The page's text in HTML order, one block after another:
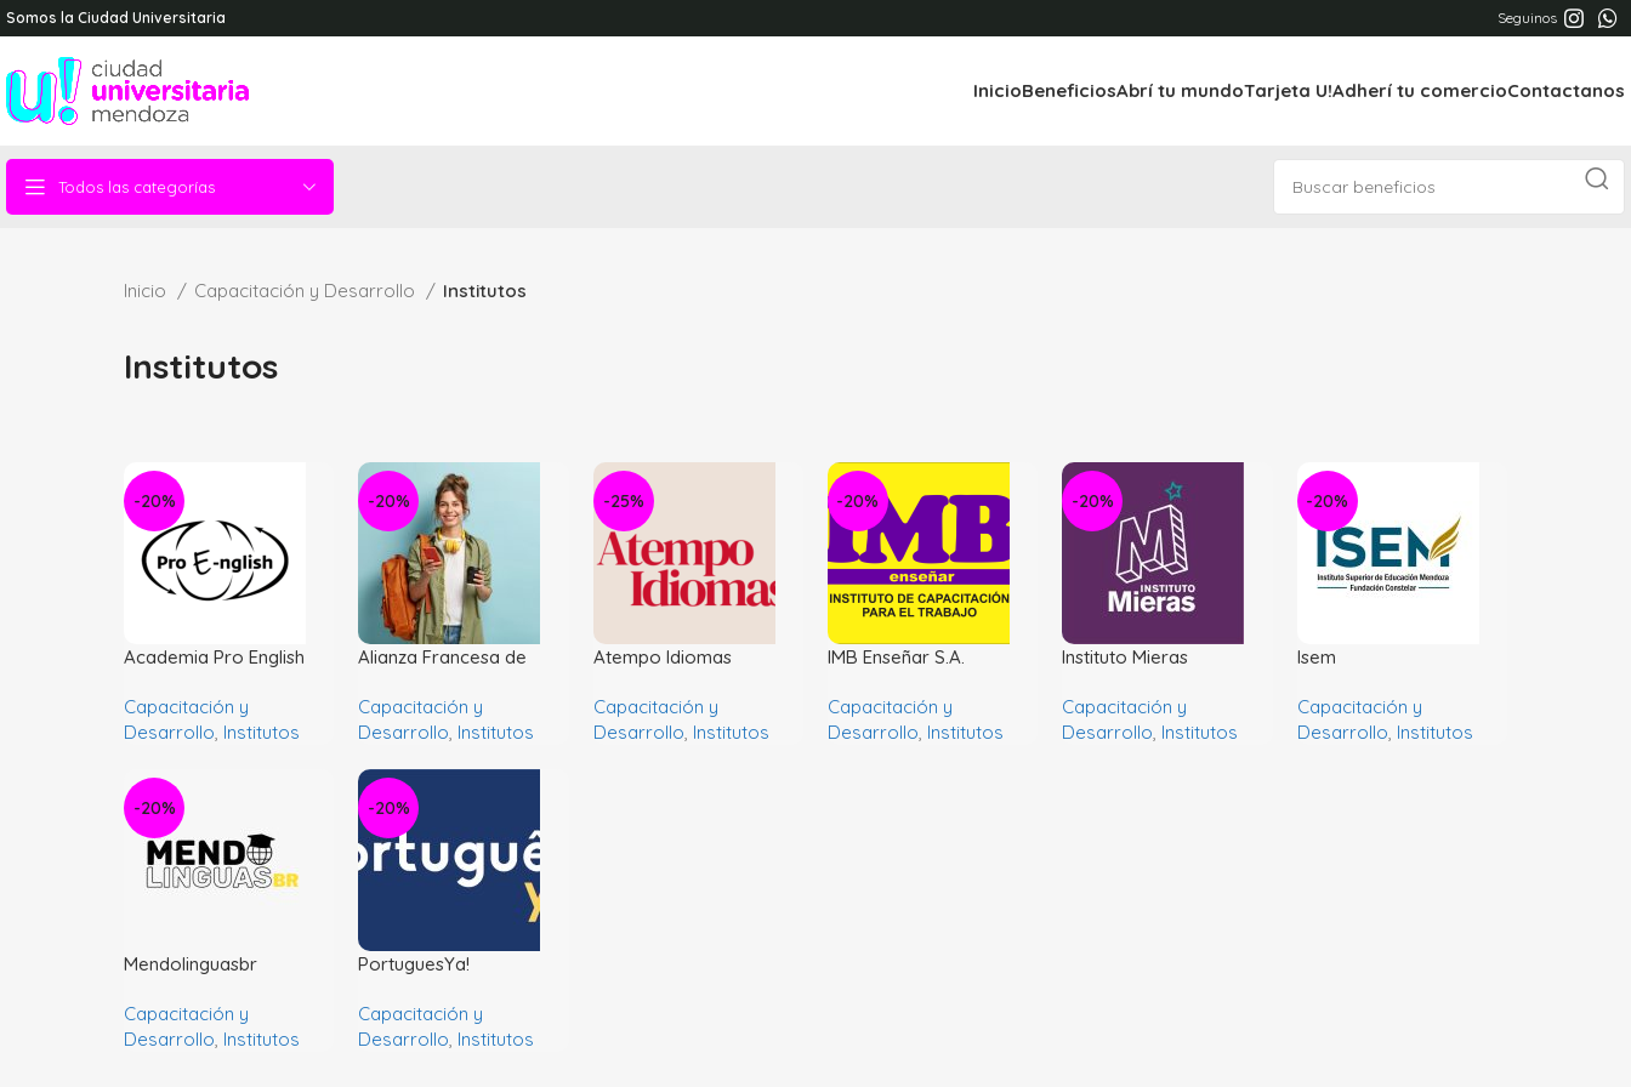
Somos la Ciudad Universitaria Seguinos
InicioBeneficiosAbrí tu mundoTarjeta U!Adherí tu comercioContactanos
Todos las categorías
Inicio Capacitación y Desarrollo Institutos
Institutos
-20%
Academia Pro English
Capacitación y
Desarrollo, Institutos
-20%
Alianza Francesa de
Capacitación y
Desarrollo, Institutos
-25%
Atempo Idiomas
Capacitación y
Desarrollo, Institutos
-20%
IMB Enseñar S.A.
Capacitación y
Desarrollo, Institutos
-20%
Instituto Mieras
Capacitación y
Desarrollo, Institutos
-20%
Isem
Capacitación y
Desarrollo, Institutos
-20%
Mendolinguasbr
Capacitación y
Desarrollo, Institutos
-20%
PortuguesYa!
Capacitación y
Desarrollo, Institutos